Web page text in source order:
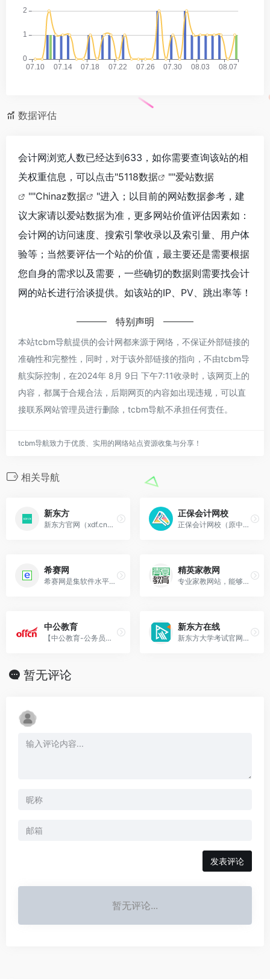
数据评估
会计网浏览人数已经达到633，如你需要查询该站的相
关权重信息，可以点击"5118数据 ""爱站数据
""Chinaz数据
"进入；以目前的网站数据参考，建
议大家请以爱站数据为准，更多网站价值评估因素如：
会计网的访问速度、搜索引擎收录以及索引量、用户体
验等；当然要评估一个站的价值，最主要还是需要根据
您自身的需求以及需要，一些确切的数据则需要找会计
网的站长进行洽谈提供。如该站的IP、PV、跳出率等！
特别声明
本站tcbm导航提供的会计网都来源于网络，不保证外部链接的
准确性和完整性，同时，对于该外部链接的指向，不由tcbm导
航实际控制，在2024年 8月 9日 下午7:11收录时，该网页上的
内容，都属于合规合法，后期网页的内容如出现违规，可以直
接联系网站管理员进行删除，tcbm导航不承担任何责任。
tcbm导航致力于优质、实用的网络站点资源收集与分享！
相关导航
新东方
新东方官网（xdf.cn）是新东方教育科技集团推出的互动学习交流平台，新东方网涵盖了雅思、托福、考研、四六级、专升本、日语、法语、少儿编程、机器人、少儿美术、少
正保会计网校
正保会计网校（原中华会计网校）是专业的会计门户网站，20余年专注财会职业培训品牌！正保会计网校常年从事初级会计职称考试，中级会计职称考试，注册会计师考试(cpa
希赛网
希赛网是集软件水平考试（软考）、PMP、通信工程师、一级建造师、二级建造师、经济师、金融、考研、考博英语等考试培训及企业内训辅导机构，提供软考（信息系统项目管理
精英家教网
专业家教网站，能够提供语文，数学，英语，物理，化学等学科以及奥数，小提琴，钢琴，书法，计算机等全方位的家庭教育服务。为广大学员提供各学科的兼职家教老师和
中公教育
【中公教育-公务员培训机构】提供2024国考、省考、事业编、教师、银行、考研、专升本等公告、时间、职位表、报名、成绩、试题、网校、笔试面试辅导及IT培训班等。
新东方在线
新东方大学考试官网是由新东方集团全资创办官方网校，依托强大的新东方师资力量与教学资源，为大学生提供考研考博、英语提升、四六级、雅思、托福、日语、韩语、教资在线网
暂无评论
发表评论
暂无评论...